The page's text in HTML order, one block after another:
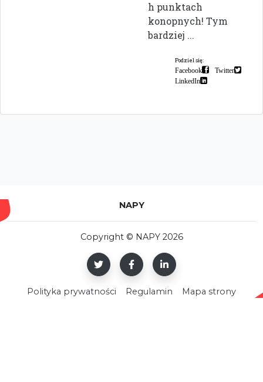
h punktach
konopnych! Tym
bardziej ...
Podziel się:
Facebook
Twitter
LinkedIn
NAPY
Copyright © NAPY 2026
Polityka prywatności Regulamin Mapa strony